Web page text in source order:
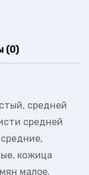
(0)
средней
средней
кожица
малое,